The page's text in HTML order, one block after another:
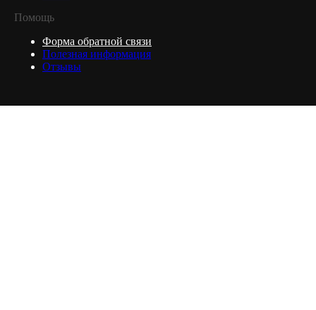
Помощь
Форма обратной связи
Полезная информация
Отзывы